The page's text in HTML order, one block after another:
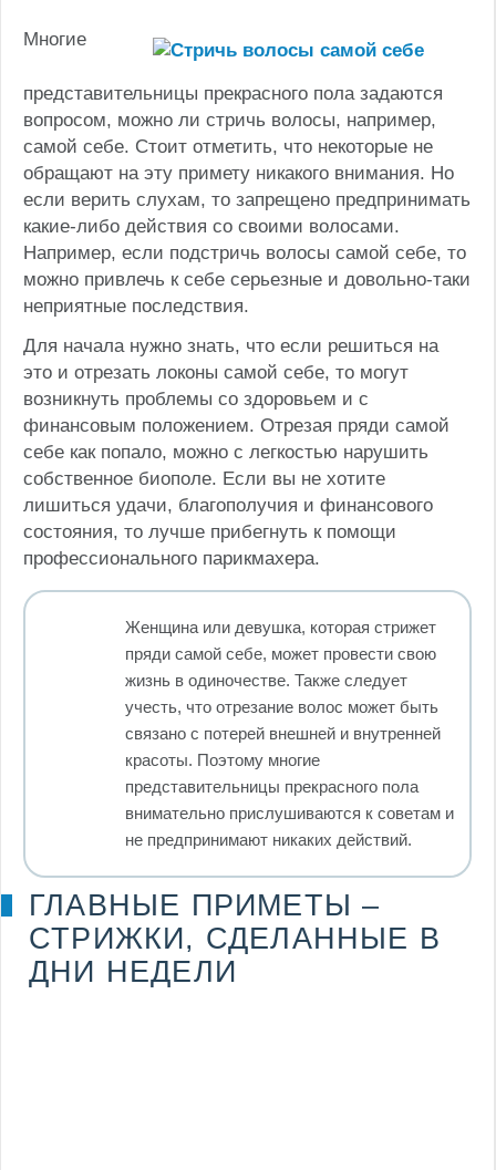
Многие
представительницы прекрасного пола задаются
вопросом, можно ли стричь волосы, например,
самой себе. Стоит отметить, что некоторые не
обращают на эту примету никакого внимания. Но
если верить слухам, то запрещено предпринимать
какие-либо действия со своими волосами.
Например, если подстричь волосы самой себе, то
можно привлечь к себе серьезные и довольно-таки
неприятные последствия.
Для начала нужно знать, что если решиться на
это и отрезать локоны самой себе, то могут
возникнуть проблемы со здоровьем и с
финансовым положением. Отрезая пряди самой
себе как попало, можно с легкостью нарушить
собственное биополе. Если вы не хотите
лишиться удачи, благополучия и финансового
состояния, то лучше прибегнуть к помощи
профессионального парикмахера.
Женщина или девушка, которая стрижет
пряди самой себе, может провести свою
жизнь в одиночестве. Также следует
учесть, что отрезание волос может быть
связано с потерей внешней и внутренней
красоты. Поэтому многие
представительницы прекрасного пола
внимательно прислушиваются к советам и
не предпринимают никаких действий.
ГЛАВНЫЕ ПРИМЕТЫ –
СТРИЖКИ, СДЕЛАННЫЕ В
ДНИ НЕДЕЛИ